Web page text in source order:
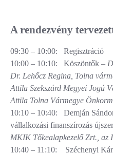
A rendezvény
09:30 – 10:00: Regisztráció
10:00 – 10:10: Köszöntők –
Dr. Lehőcz Regina, Tolna
Attila Szekszárd Megyei Jogú
Attila Tolna Vármegye
10:10 – 10:40: Demján
vállalkozási finanszírozás
MKIK Tőkealapkezelő Zrt., az
10:40 – 11:10: Széchenyi